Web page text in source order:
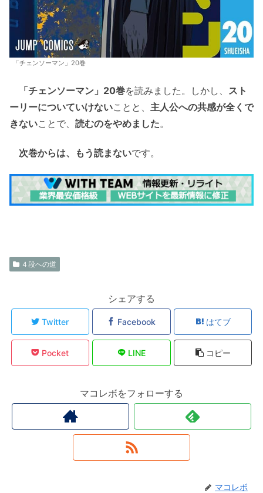
「チェンソーマン」20巻
「チェンソーマン」20巻を読みました。しかし、 スト
ーリーについていけないことと、 主人公への共感が全くで
きないことで、 読むのをやめました。
次巻からは、もう読まないです。
４段への道
シェアする
Twitter Facebook はてブ
Pocket LINE コピー
マコレボをフォローする
マコレボ